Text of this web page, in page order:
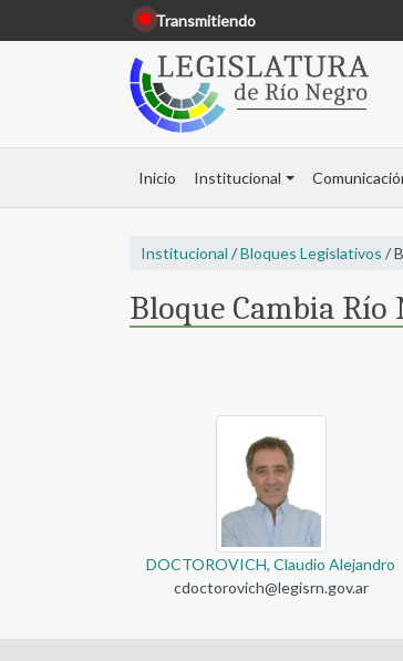
Transmitiendo
Inicio Institucional
Institucional /Bloques Legislativos /
Bloque Cambia Río
DOCTOROVICH, Claudio Alejandro
cdoctorovich@legisrn.gov.ar